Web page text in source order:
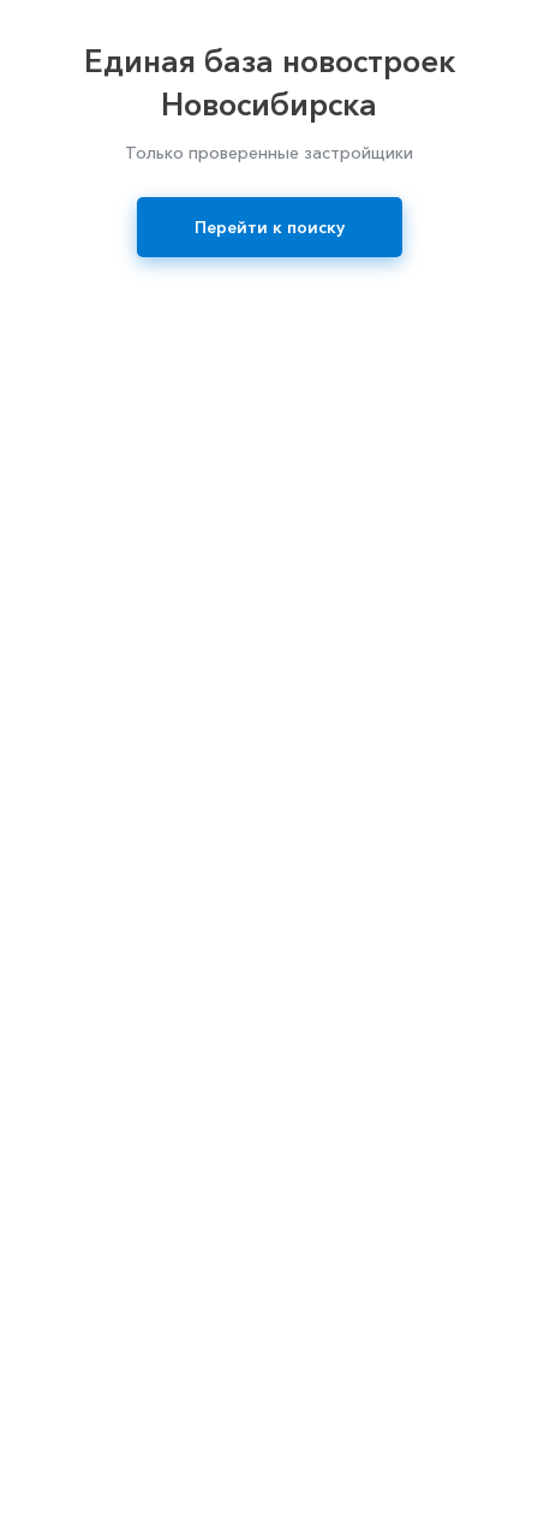
Единая база новостроек
Новосибирска
Только проверенные застройщики
Перейти к поиску